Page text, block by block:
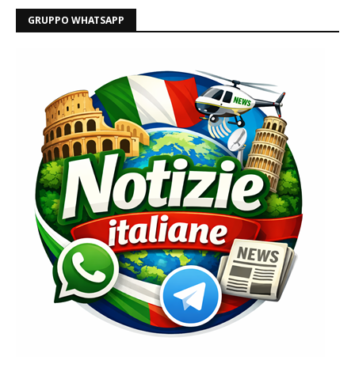
GRUPPO WHATSAPP